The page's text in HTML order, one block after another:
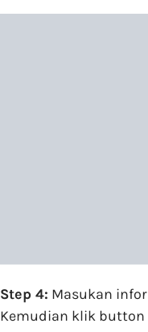
Step 4: Masukan
Kemudian klik button